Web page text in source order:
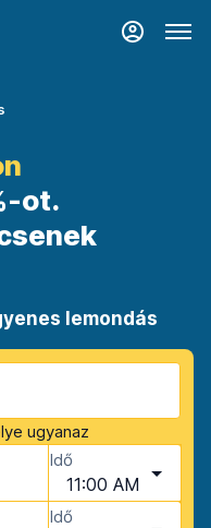
ot.
lemondás
ugyanaz
Idő
11:00 AM
Idő